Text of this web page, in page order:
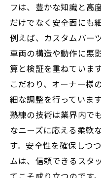
フは、豊かな知識と高
だけでなく安全面にも
例えば、カスタムパー
車両の構造や動作に悪
算と検証を重ねていま
こだわり、オーナー様
細な調整を行っていま
熟練の技術は業界内で
なニーズに応える柔軟
す。安全性を確保しつ
ムは、信頼できるスタ